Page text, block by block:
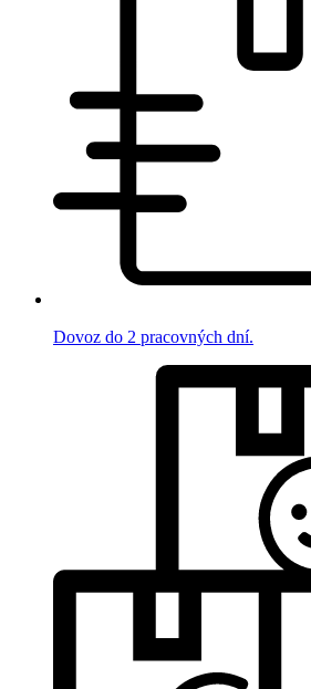
Dovoz do 2 pracovných dní.